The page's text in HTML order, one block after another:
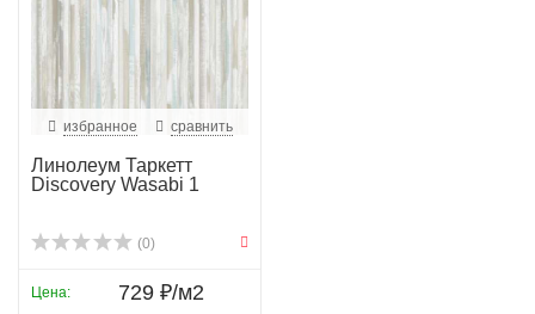
избранное сравнить
Линолеум Таркетт
Discovery Wasabi 1
(0)
Цена: 729 ₽/м2